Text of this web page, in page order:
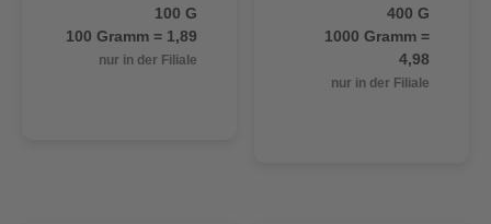
100 G
100 Gramm = 1,89
nur in der Filiale
400 G
1000 Gramm =
4,98
nur in der Filiale